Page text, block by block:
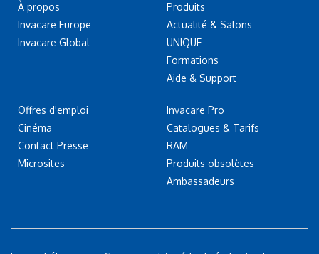
À propos
Invacare Europe
Invacare Global
Offres d'emploi
Cinéma
Contact Presse
Microsites
Produits
Actualité & Salons
UNIQUE
Formations
Aide & Support
Invacare Pro
Catalogues & Tarifs
RAM
Produits obsolètes
Ambassadeurs